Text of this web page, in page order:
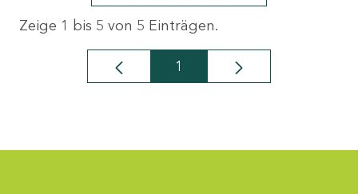
Zeige 1 bis 5 von 5 Einträgen.
Seite
1